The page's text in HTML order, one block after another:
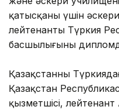
қатысқаны үшін әскери
лейтенанты Түркия
басшылығының
Қазақстанның
Қазақстан
қызметшісі,